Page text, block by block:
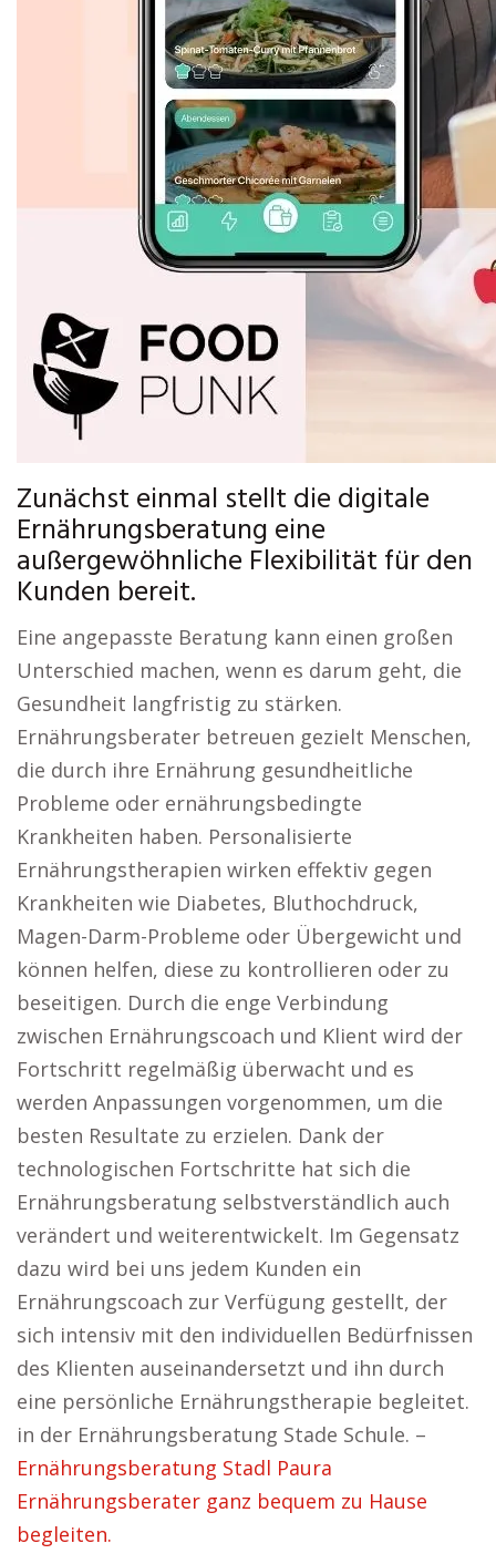
Zunächst einmal stellt die digitale
Ernährungsberatung eine
außergewöhnliche Flexibilität für den
Kunden bereit.
Eine angepasste Beratung kann einen großen
Unterschied machen, wenn es darum geht, die
Gesundheit langfristig zu stärken.
Ernährungsberater betreuen gezielt Menschen,
die durch ihre Ernährung gesundheitliche
Probleme oder ernährungsbedingte
Krankheiten haben. Personalisierte
Ernährungstherapien wirken effektiv gegen
Krankheiten wie Diabetes, Bluthochdruck,
Magen-Darm-Probleme oder Übergewicht und
können helfen, diese zu kontrollieren oder zu
beseitigen. Durch die enge Verbindung
zwischen Ernährungscoach und Klient wird der
Fortschritt regelmäßig überwacht und es
werden Anpassungen vorgenommen, um die
besten Resultate zu erzielen. Dank der
technologischen Fortschritte hat sich die
Ernährungsberatung selbstverständlich auch
verändert und weiterentwickelt. Im Gegensatz
dazu wird bei uns jedem Kunden ein
Ernährungscoach zur Verfügung gestellt, der
sich intensiv mit den individuellen Bedürfnissen
des Klienten auseinandersetzt und ihn durch
eine persönliche Ernährungstherapie begleitet.
in der Ernährungsberatung Stade Schule. –
Ernährungsberatung Stadl Paura
Ernährungsberater ganz bequem zu Hause
begleiten.